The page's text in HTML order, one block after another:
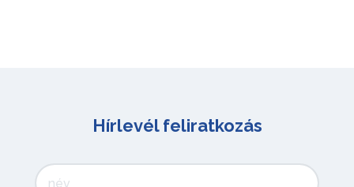
Hírlevél feliratkozás